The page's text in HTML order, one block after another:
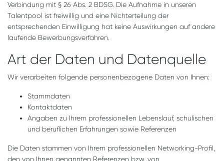
Verbindung mit § 26 Abs. 2 BDSG. Die Aufnahme in unseren
Talentpool ist freiwillig und eine Nichterteilung der
entsprechenden Einwilligung hat keine Auswirkungen auf andere
laufende Bewerbungsverfahren.
Art der Daten und Datenquelle
Wir verarbeiten folgende personenbezogene Daten von Ihnen:
Stammdaten
Kontaktdaten
Angaben zu Ihrem professionellen Lebenslauf, schulischen
und beruflichen Erfahrungen sowie Referenzen
Die Daten stammen von Ihrem professionellen Networking-Profil,
den von Ihnen genannten Referenzen bzw. von